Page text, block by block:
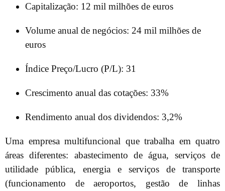
Capitalização: 12 mil milhões de euros
Volume anual de negócios: 24 mil milhões de
euros
Índice Preço/Lucro (P/L): 31
Crescimento anual das cotações: 33%
Rendimento anual dos dividendos: 3,2%
Uma empresa multifuncional que trabalha em quatro
áreas diferentes: abastecimento de água, serviços de
utilidade pública, energia e serviços de transporte
(funcionamento de aeroportos, gestão de linhas